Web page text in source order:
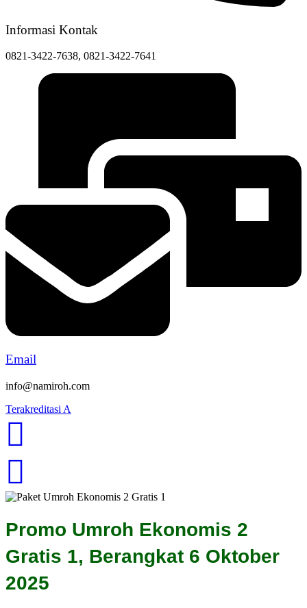
Informasi Kontak
0821-3422-7638, 0821-3422-7641
Email
info@namiroh.com
Terakreditasi A
Promo Umroh Ekonomis 2
Gratis 1, Berangkat 6 Oktober
2025